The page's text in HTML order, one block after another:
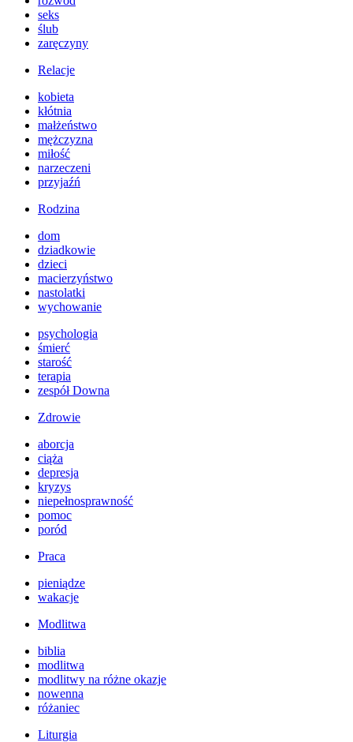
seks
ślub
zaręczyny
Relacje
kobieta
kłótnia
małżeństwo
mężczyzna
miłość
narzeczeni
przyjaźń
Rodzina
dom
dziadkowie
dzieci
macierzyństwo
nastolatki
wychowanie
psychologia
śmierć
starość
terapia
zespół Downa
Zdrowie
aborcja
ciąża
depresja
kryzys
niepełnosprawność
pomoc
poród
Praca
pieniądze
wakacje
Modlitwa
biblia
modlitwa
modlitwy na różne okazje
nowenna
różaniec
Liturgia